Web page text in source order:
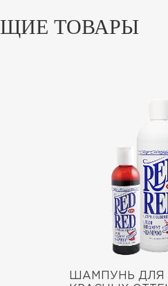
ТОВАРЫ
ШАМПУНЬ ДЛЯ